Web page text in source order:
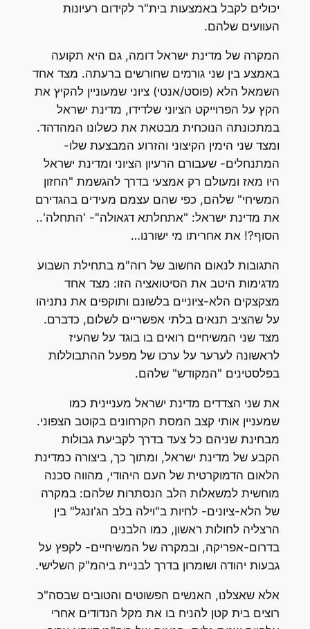
יכולים לקבל באמצעות בית"ר לקידום רעיונות
העוועים שלהם.
המקרה של מדינת ישראל דומה, גם היא תקועה
באמצע בין שני גורמים שחורשים ברעתה. מצד אחד
השמאל הלא (פוסט/אנטי) ציוני שמעוניין להקיץ את
הקץ על הפרוייקט הציוני שלדידו, מדינת ישראל
במתכונתה הנוכחית מבטאת את כשלונו המהדהד.
ומצד שני הימין הקיצוני והזרוע המבצעת שלו-
המתנחלים- שעבורם הרעיון הציוני ומדינת ישראל
היו מאז ומעולם רק אמצעי בדרך להגשמת "החזון
המשיחי" שלהם, כפי שהם עצמם מעידים בהגדירם
את מדינת ישראל: "אתחלתא דגאולה"- 'התחלה'..
הסוף?! את אחריתו מי ישורנו…
התגובות לנאום החשוב של רוה"מ בתחילת השבוע
מדגימות היטב את הסיטואציה הזו: מצד אחד
מצקצקים הלא-ציוניים בלשונם ותוקפים את נתניהו
על שהציב תנאים בלתי אפשריים לשלום, כדברם.
מצד שני המשיחיים רואים בו בוגד על שהעיז
לראשונה לערער על ערכו של מפעל ההתבוללות
בפלסטינים "המקודש" שלהם.
את שני הצדדים מדינת ישראל מעניינית כמו
שמעניין אותי קצב המסת הקרחונים בקוטב הצפוני.
מבחינת שניהם כל צעד בדרך לקביעת גבולות
הקבע של מדינת ישראל, ומתוך כך, ביצורה כמדינת
הלאום הדמוקרטית של העם היהודי, מהווה סכנה
מוחשית למשאלות הלב הנסתרות שלהם: במקרה
של הלא-ציונים- לחיות ב"וילה בלב הג'ונגל" בין
הרצליה לחולות ראשון, כמו הלבנים
בדרום-אפריקה, ובמקרה של המשיחיים- לקפץ על
גבעות יהודה ושומרון בדרך לבניית ביהמ"ק השלישי.
אלא שאצלנו, האנשים הפשוטים והטובים שבסה"כ
רוצים בית קטן להניח בו את מקל הנדודים אחרי